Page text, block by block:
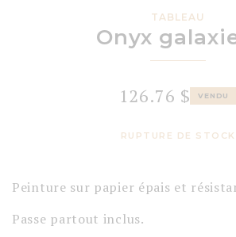
TABLEAU
Onyx
126.76 $ VENDU
RUPTURE DE STOCK
Peinture sur papier épais et
Passe partout inclus.